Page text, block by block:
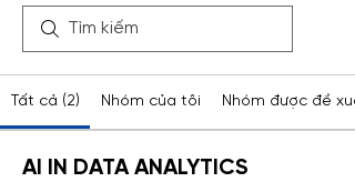
Tất cả (2) Nhóm của tôi Nhóm được đề
AI IN DATA ANALYTICS